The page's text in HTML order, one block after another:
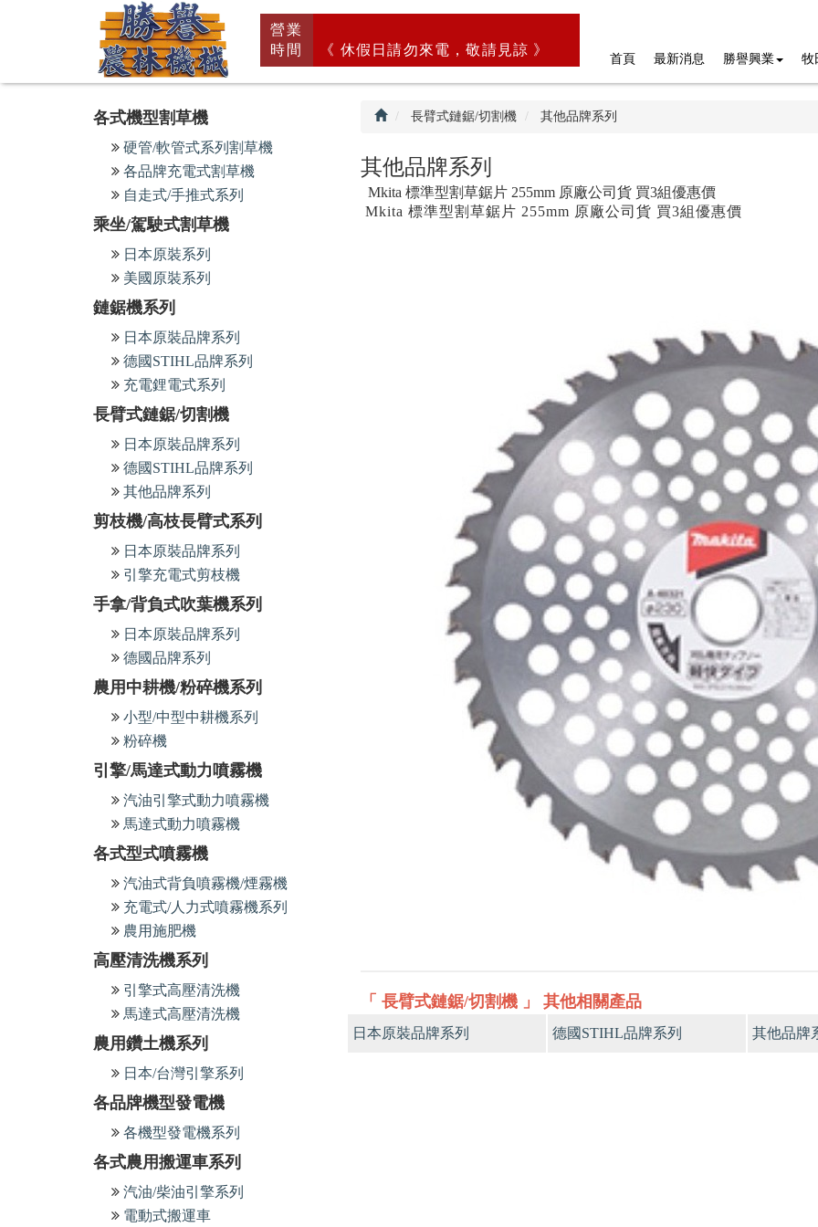
回
首
頁
營業
時間
《 休假日請勿來電，敬請見諒 》
首頁 最新消息 勝譽興業 牧
各式機型割草機
硬管/軟管式系列割草機
各品牌充電式割草機
自走式/手推式系列
乘坐/駕駛式割草機
日本原裝系列
美國原裝系列
鏈鋸機系列
日本原裝品牌系列
德國STIHL品牌系列
充電鋰電式系列
長臂式鏈鋸/切割機
日本原裝品牌系列
德國STIHL品牌系列
其他品牌系列
剪枝機/高枝長臂式系列
日本原裝品牌系列
引擎充電式剪枝機
手拿/背負式吹葉機系列
日本原裝品牌系列
德國品牌系列
農用中耕機/粉碎機系列
小型/中型中耕機系列
粉碎機
引擎/馬達式動力噴霧機
汽油引擎式動力噴霧機
馬達式動力噴霧機
各式型式噴霧機
汽油式背負噴霧機/煙霧機
充電式/人力式噴霧機系列
農用施肥機
高壓清洗機系列
引擎式高壓清洗機
馬達式高壓清洗機
農用鑽土機系列
日本/台灣引擎系列
各品牌機型發電機
各機型發電機系列
各式農用搬運車系列
汽油/柴油引擎系列
電動式搬運車
長臂式鏈鋸/切割機 其他品牌系列
其他品牌系列
Mkita 標準型割草鋸片 255mm 原廠公司貨 買3組優惠價
Mkita 標準型割草鋸片 255mm 原廠公司貨 買3組優惠價
「 長臂式鏈鋸/切割機 」 其他相關產品
日本原裝品牌系列 德國STIHL品牌系列 其他品牌